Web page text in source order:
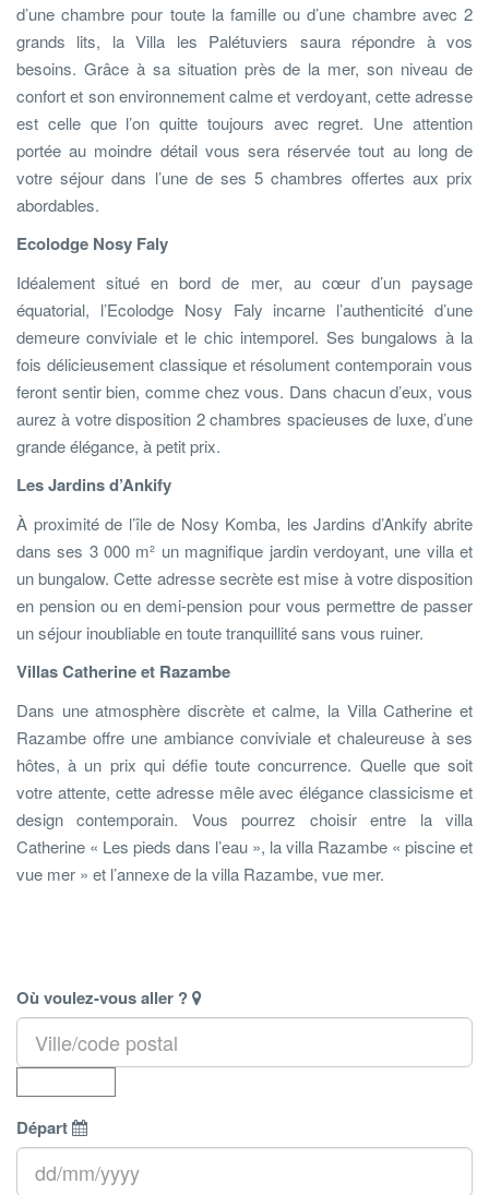
d’une chambre pour toute la famille ou d’une chambre avec 2
grands lits, la Villa les Palétuviers saura répondre à vos
besoins. Grâce à sa situation près de la mer, son niveau de
confort et son environnement calme et verdoyant, cette adresse
est celle que l’on quitte toujours avec regret. Une attention
portée au moindre détail vous sera réservée tout au long de
votre séjour dans l’une de ses 5 chambres offertes aux prix
abordables.
Ecolodge Nosy Faly
Idéalement situé en bord de mer, au cœur d’un paysage
équatorial, l’Ecolodge Nosy Faly incarne l’authenticité d’une
demeure conviviale et le chic intemporel. Ses bungalows à la
fois délicieusement classique et résolument contemporain vous
feront sentir bien, comme chez vous. Dans chacun d’eux, vous
aurez à votre disposition 2 chambres spacieuses de luxe, d’une
grande élégance, à petit prix.
Les Jardins d’Ankify
À proximité de l’île de Nosy Komba, les Jardins d’Ankify abrite
dans ses 3 000 m² un magnifique jardin verdoyant, une villa et
un bungalow. Cette adresse secrète est mise à votre disposition
en pension ou en demi-pension pour vous permettre de passer
un séjour inoubliable en toute tranquillité sans vous ruiner.
Villas Catherine et Razambe
Dans une atmosphère discrète et calme, la Villa Catherine et
Razambe offre une ambiance conviviale et chaleureuse à ses
hôtes, à un prix qui défie toute concurrence. Quelle que soit
votre attente, cette adresse mêle avec élégance classicisme et
design contemporain. Vous pourrez choisir entre la villa
Catherine « Les pieds dans l’eau », la villa Razambe « piscine et
vue mer » et l’annexe de la villa Razambe, vue mer.
Où voulez-vous aller ?
Départ